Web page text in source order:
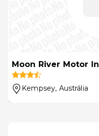
Moon River Motor
Kempsey, Austrália